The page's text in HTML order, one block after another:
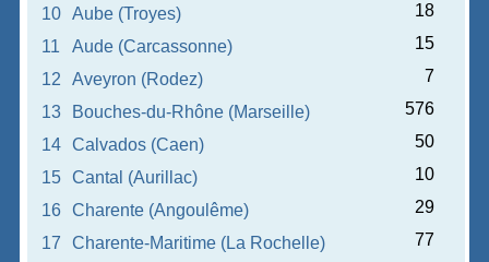
10
Aube (Troyes)
18
11
Aude (Carcassonne)
15
12
Aveyron (Rodez)
7
13
Bouches-du-Rhône (Marseille)
576
14
Calvados (Caen)
50
15
Cantal (Aurillac)
10
16
Charente (Angoulême)
29
17
Charente-Maritime (La Rochelle)
77